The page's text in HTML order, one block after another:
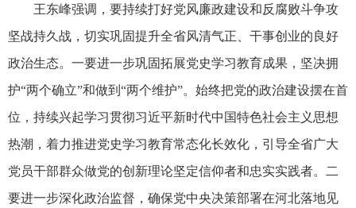
王东峰强调，要持续打好党风廉政建设和反腐败斗争攻
坚战持久战，切实巩固提升全省风清气正、干事创业的良好
政治生态。一要进一步巩固拓展党史学习教育成果，坚决拥
护“两个确立”和做到“两个维护”。始终把党的政治建设摆在首
位，持续兴起学习贯彻习近平新时代中国特色社会主义思想
热潮，着力推进党史学习教育常态化长效化，引导全省广大
党员干部群众做党的创新理论坚定信仰者和忠实实践者。二
要进一步深化政治监督，确保党中央决策部署在河北落地见